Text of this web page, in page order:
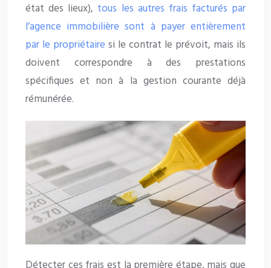
état des lieux), tous les autres frais facturés par
l’agence immobilière sont à payer entièrement
par le propriétaire si le contrat le prévoit, mais ils
doivent correspondre à des prestations
spécifiques et non à la gestion courante déjà
rémunérée.